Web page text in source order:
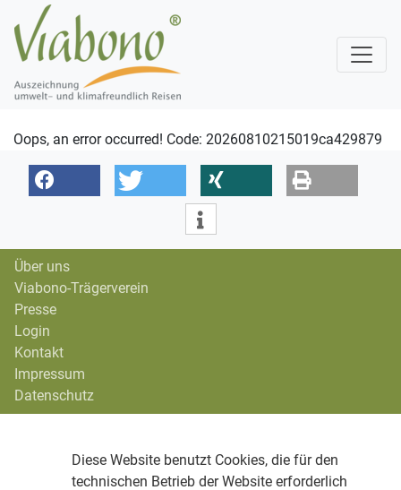
Diese Website benutzt Cookies, die für den
technischen Betrieb der Website erforderlich
Oops, an error occurred! Code: 20260810215019ca429879
Über uns
Viabono-Trägerverein
Presse
Login
Kontakt
Impressum
Datenschutz